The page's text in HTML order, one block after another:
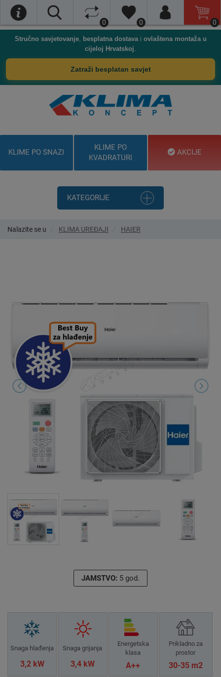
0 0 0
Stručno savjetovanje, besplatna dostavai ovlaštena montaža u
cijeloj Hrvatskoj.
Zatraži besplatan savjet
KLIME PO SNAZI
KLIME PO
KVADRATURI
AKCIJE
KATEGORIJE
Nalazite se u KLIMA UREĐAJI HAIER
JAMSTVO: 5 god.
Snaga hlađenja
3,2 kW
Snaga grijanja
3,4 kW
Energetska
klasa
A++
Prikladno za
prostor
30-35 m2